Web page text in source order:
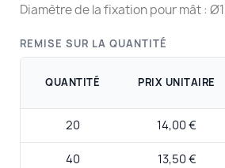
Diamètre de la fixation pour mât :
REMISE SUR LA QUANTITÉ
QUANTITÉ PRIX UNITAIRE
20 14,00 €
40 13,50 €